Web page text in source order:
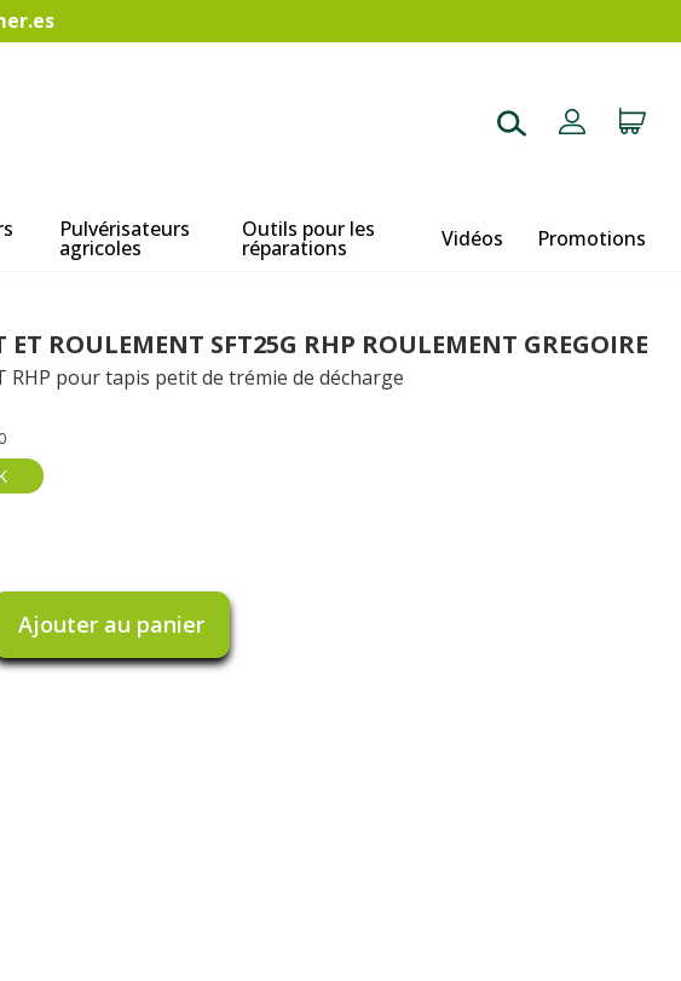
Pulvérisateurs
agricoles
Outils pour les
réparations Vidéos Promotions
ET ROULEMENT SFT25G RHP ROULEMENT GREGOIRE
RHP pour tapis petit de trémie de décharge
Ajouter au panier